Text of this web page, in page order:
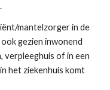
mantelzorger in de
gezien inwonend
verpleeghuis of in een
het ziekenhuis komt